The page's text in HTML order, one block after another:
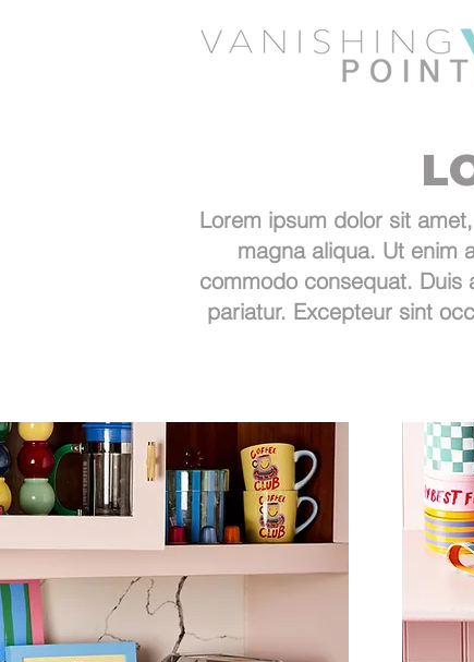
Lorem ipsum dolor sit
magna aliqua. Ut enim
commodo consequat. Duis
pariatur. Excepteur sint